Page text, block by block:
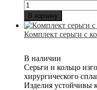
В корзину
Комплект серьги с
В наличии
Серьги и кольцо
хирургического
Изделия устойчивы